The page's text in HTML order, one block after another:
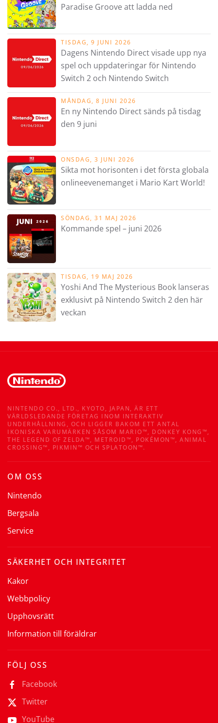
Paradise Groove att ladda ned
TISDAG, 9 JUNI 2026
Dagens Nintendo Direct visade upp nya
spel och uppdateringar för Nintendo
Switch 2 och Nintendo Switch
MÅNDAG, 8 JUNI 2026
En ny Nintendo Direct sänds på tisdag
den 9 juni
ONSDAG, 3 JUNI 2026
Sikta mot horisonten i det första globala
onlineevenemanget i Mario Kart World!
SÖNDAG, 31 MAJ 2026
Kommande spel – juni 2026
TISDAG, 19 MAJ 2026
Yoshi And The Mysterious Book lanseras
exklusivt på Nintendo Switch 2 den här
veckan
NINTENDO CO., LTD., KYOTO, JAPAN, ÄR ETT
VÄRLDSLEDANDE FÖRETAG INOM INTERAKTIV
UNDERHÅLLNING, OCH LIGGER BAKOM ETT ANTAL
IKONISKA VARUMÄRKEN SÅSOM MARIO™, DONKEY KONG™,
THE LEGEND OF ZELDA™, METROID™, POKÉMON™, ANIMAL
CROSSING™, PIKMIN™ OCH SPLATOON™.
OM OSS
Nintendo
Bergsala
Service
SÄKERHET OCH INTEGRITET
Kakor
Webbpolicy
Upphovsrätt
Information till föräldrar
FÖLJ OSS
Facebook
Twitter
YouTube